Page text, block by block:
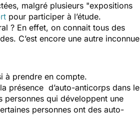
malgré plusieurs "expositions
pour participer à l’étude.
? En effet, on connait tous des
C’est encore une autre inconnue
à prendre en compte.
présence d’auto-anticorps dans le
personnes qui développent une
personnes ont des auto-